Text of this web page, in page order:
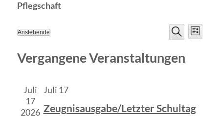
Pflegschaft
Suche
Suche
Liste
Anstehende
wählen.
Vergangene Veranstaltungen
Juli
17
2026
Juli 17
Zeugnisausgabe/Letzter Schultag